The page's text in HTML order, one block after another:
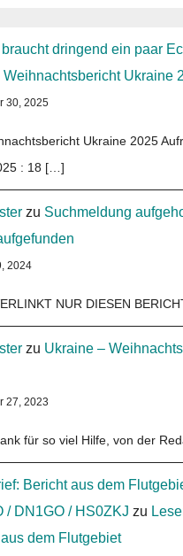
braucht dringend ein paar
Weihnachtsbericht Ukraine
30, 2025
Ukraine 2025
: 18 […]
zu Suchmeldung
2024
NUR DIESEN
zu Ukraine –
27, 2023
für so viel Hilfe, von der
Bericht aus dem
/ DN1GO / HS0ZKJ zu
dem Flutgebiet